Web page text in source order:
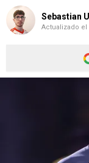
Sebastian
Actualizado el